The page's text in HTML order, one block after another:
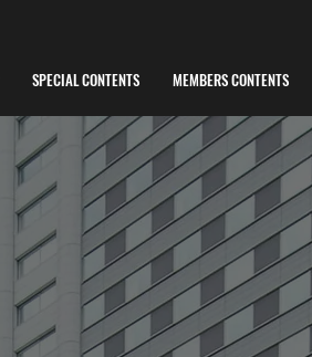
SPECIAL CONTENTS MEMBERS CONTENTS